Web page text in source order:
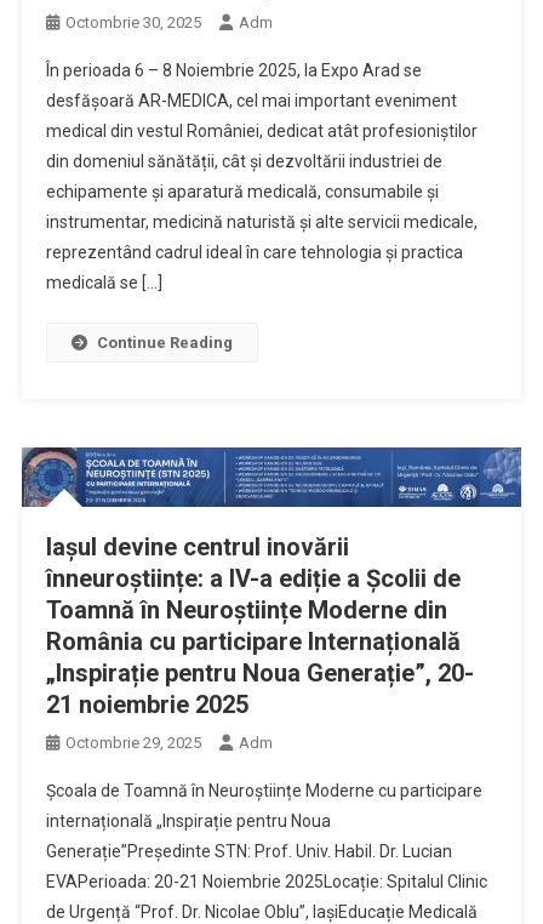
Octombrie 30, 2025 Adm
În perioada 6 – 8 Noiembrie 2025, la Expo Arad se
desfășoară AR-MEDICA, cel mai important eveniment
medical din vestul României, dedicat atât profesioniștilor
din domeniul sănătății, cât și dezvoltării industriei de
echipamente și aparatură medicală, consumabile și
instrumentar, medicină naturistă și alte servicii medicale,
reprezentând cadrul ideal în care tehnologia și practica
medicală se […]
Continue Reading
Iașul devine centrul inovării
înneuroștiințe: a IV-a ediție a Școlii de
Toamnă în Neuroștiințe Moderne din
România cu participare Internațională
„Inspirație pentru Noua Generație”, 20-
21 noiembrie 2025
Octombrie 29, 2025 Adm
Școala de Toamnă în Neuroștiințe Moderne cu participare
internațională „Inspirație pentru Noua
Generație”Președinte STN: Prof. Univ. Habil. Dr. Lucian
EVAPerioada: 20-21 Noiembrie 2025Locație: Spitalul Clinic
de Urgență “Prof. Dr. Nicolae Oblu”, IașiEducație Medicală